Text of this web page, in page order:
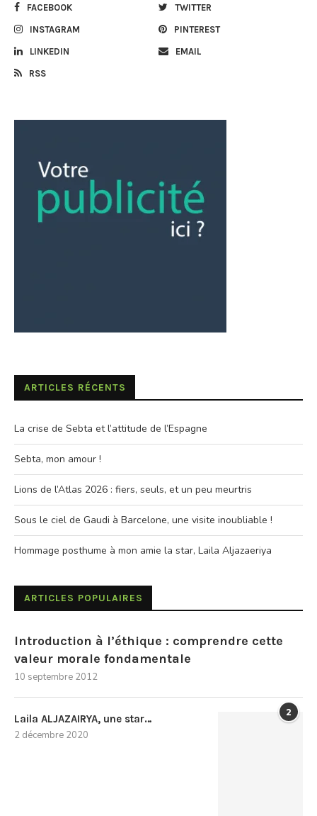
FACEBOOK TWITTER
INSTAGRAM PINTEREST
LINKEDIN EMAIL
RSS
ARTICLES RÉCENTS
La crise de Sebta et l’attitude de l’Espagne
Sebta, mon amour !
Lions de l’Atlas 2026 : fiers, seuls, et un peu meurtris
Sous le ciel de Gaudi à Barcelone, une visite inoubliable !
Hommage posthume à mon amie la star, Laila Aljazaeriya
ARTICLES POPULAIRES
Introduction à l’éthique : comprendre cette
valeur morale fondamentale
10 septembre 2012
2
Laila ALJAZAIRYA, une star…
2 décembre 2020